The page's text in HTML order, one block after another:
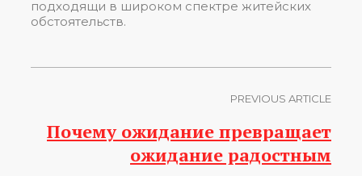
подходящи в широком спектре житейских
обстоятельств.
PREVIOUS ARTICLE
Почему ожидание превращает
ожидание радостным